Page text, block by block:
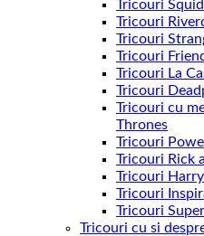
Tricouri
Tricouri
Tricouri
Tricouri
Tricouri La
Tricouri
Tricouri cu
Thrones
Tricouri
Tricouri Rick
Tricouri
Tricouri
Tricouri
Tricouri cu si